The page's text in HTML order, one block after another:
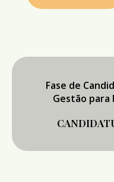
Fase de
Gestão para